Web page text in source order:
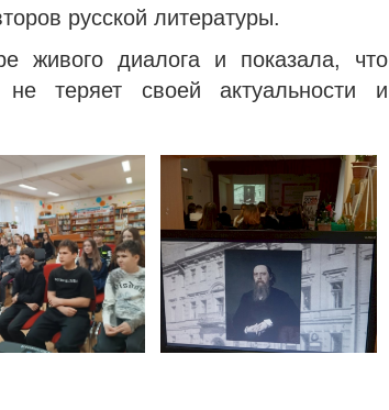
русской литературы.
живого диалога и показала, что
теряет своей актуальности и